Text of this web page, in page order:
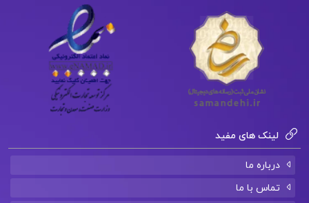
جزوه حسابداری میانه 2
دانلود رایگان کتاب حسابداری میانه 1 پیام نور
دانلود کتاب حسابداری میانه 1 عبدالکریم مقدم و
مهدی مشکی
کتاب پیشنهادی📚
لینک های مفید
درباره ما
تماس با ما